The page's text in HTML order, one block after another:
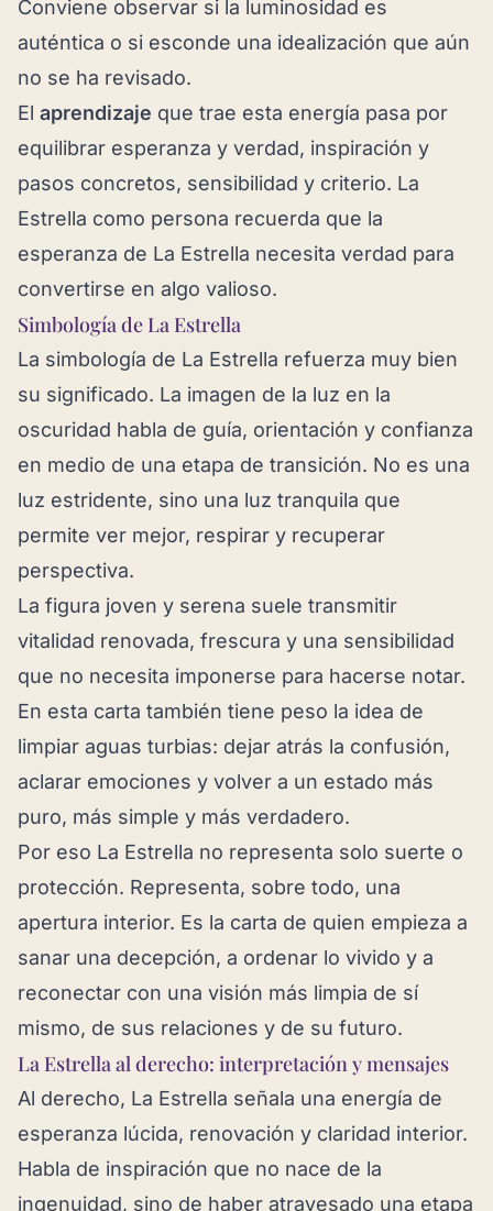
Conviene observar si la luminosidad es
auténtica o si esconde una idealización que aún
no se ha revisado.
El aprendizaje que trae esta energía pasa por
equilibrar esperanza y verdad, inspiración y
pasos concretos, sensibilidad y criterio. La
Estrella como persona recuerda que la
esperanza de La Estrella necesita verdad para
convertirse en algo valioso.
Simbología de La Estrella
La simbología de La Estrella refuerza muy bien
su significado. La imagen de la luz en la
oscuridad habla de guía, orientación y confianza
en medio de una etapa de transición. No es una
luz estridente, sino una luz tranquila que
permite ver mejor, respirar y recuperar
perspectiva.
La figura joven y serena suele transmitir
vitalidad renovada, frescura y una sensibilidad
que no necesita imponerse para hacerse notar.
En esta carta también tiene peso la idea de
limpiar aguas turbias: dejar atrás la confusión,
aclarar emociones y volver a un estado más
puro, más simple y más verdadero.
Por eso La Estrella no representa solo suerte o
protección. Representa, sobre todo, una
apertura interior. Es la carta de quien empieza a
sanar una decepción, a ordenar lo vivido y a
reconectar con una visión más limpia de sí
mismo, de sus relaciones y de su futuro.
La Estrella al derecho: interpretación y mensajes
Al derecho, La Estrella señala una energía de
esperanza lúcida, renovación y claridad interior.
Habla de inspiración que no nace de la
ingenuidad, sino de haber atravesado una etapa